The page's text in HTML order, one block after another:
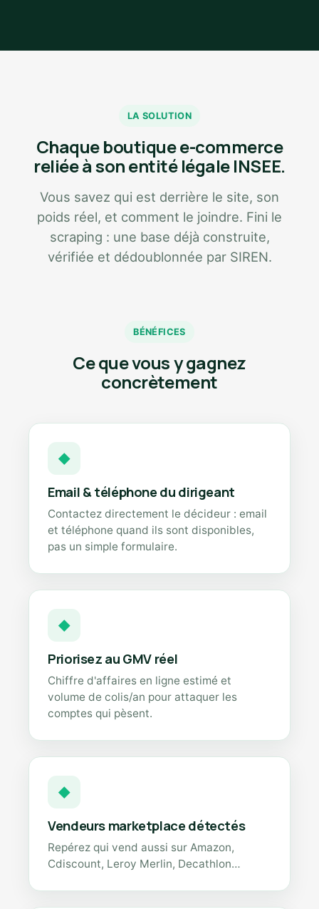
LA SOLUTION
Chaque boutique e-commerce
reliée à son entité légale INSEE.
Vous savez qui est derrière le site, son
poids réel, et comment le joindre. Fini le
scraping : une base déjà construite,
vérifiée et dédoublonnée par SIREN.
BÉNÉFICES
Ce que vous y gagnez
concrètement
◆
Email & téléphone du dirigeant
Contactez directement le décideur : email
et téléphone quand ils sont disponibles,
pas un simple formulaire.
◆
Priorisez au GMV réel
Chiffre d'affaires en ligne estimé et
volume de colis/an pour attaquer les
comptes qui pèsent.
◆
Vendeurs marketplace détectés
Repérez qui vend aussi sur Amazon,
Cdiscount, Leroy Merlin, Decathlon…